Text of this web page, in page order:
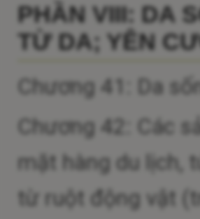
PHẦN VIII: DA
TỪ DA; YÊN
Chương 41: Da
Chương 42: Các
mặt hàng du lịch,
từ ruột động vật